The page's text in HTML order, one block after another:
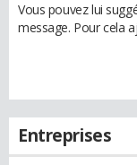
Vous pouvez lui
message. Pour cela
Entreprises